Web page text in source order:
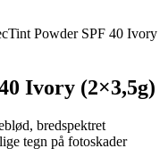
Powder SPF 40 Ivory
Ivory (2×3,5g)
bredspektret
tegn på fotoskader